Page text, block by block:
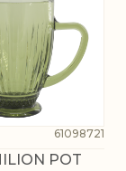
61098721
POT